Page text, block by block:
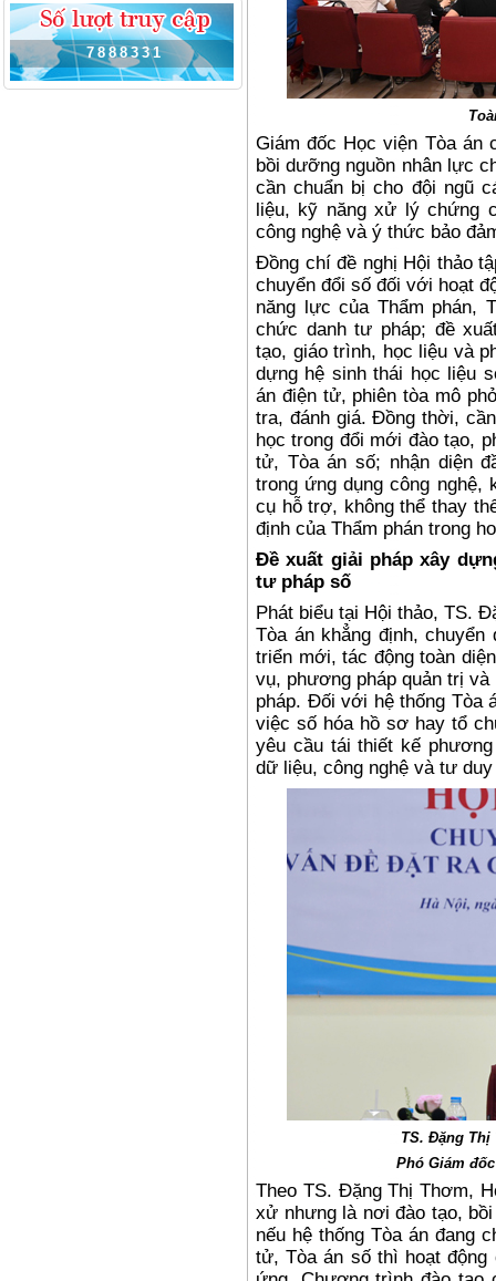
7 8 8 8 3 3 1
Giám đốc Học viện Tòa
bồi dưỡng nguồn nhân lực
cần chuẩn bị cho đội ngũ
liệu, kỹ năng xử lý chứng
công nghệ và ý thức bảo
Đồng chí đề nghị Hội thảo
chuyển đổi số đối với hoạt
năng lực của Thẩm phán,
chức danh tư pháp; đề
tạo, giáo trình, học liệu và
dựng hệ sinh thái học liệu
án điện tử, phiên tòa mô
tra, đánh giá. Đồng thời,
học trong đổi mới đào tạo,
tử, Tòa án số; nhận diện
trong ứng dụng công nghệ,
cụ hỗ trợ, không thể thay
định của Thẩm phán trong
Đề xuất giải pháp xây
tư pháp số
Phát biểu tại Hội thảo, TS.
Tòa án khẳng định,
triển mới, tác động toàn
vụ, phương pháp quản trị
pháp. Đối với hệ thống Tòa
việc số hóa hồ sơ hay tổ
yêu cầu tái thiết kế
dữ liệu, công nghệ và tư
TS. Đặng Thị
Phó Giám
Theo TS. Đặng Thị Thơm,
xử nhưng là nơi đào tạo,
nếu hệ thống Tòa án đang
tử, Tòa án số thì hoạt động